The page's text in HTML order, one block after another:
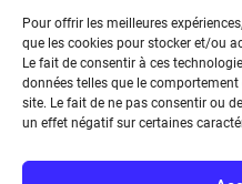
Pour offrir les meilleures
que les cookies pour stocker et/ou
Le fait de consentir à ces
données telles que le
site. Le fait de ne pas consentir ou
un effet négatif sur certaines
Téléphone : (+33) 1 56 90 37
N° de SIREN : 785 393 232,
communautaire : FR44 785